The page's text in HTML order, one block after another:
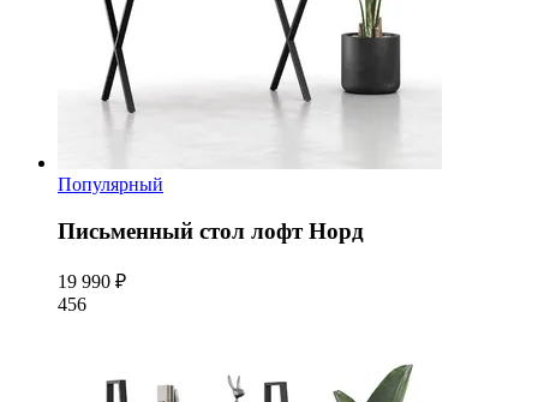
Популярный
Письменный стол лофт Норд
19 990 ₽
456